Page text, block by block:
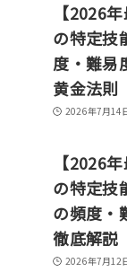
【2026
の特定技
度・難易
黄金法則
2026年7月14
【2026
の特定技
の頻度・
徹底解説
2026年7月12